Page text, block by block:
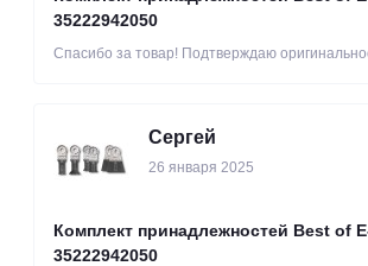
35222942050
Спасибо за товар! Подтверждаю
Сергей
26 января 2025
Комплект принадлежностей Best of
35222942050